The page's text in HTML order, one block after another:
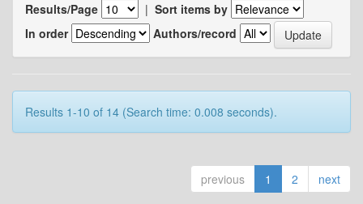
Results/Page | Sort items by
In order
Authors/record
Results 1-10 of 14 (Search time: 0.008 seconds).
previous 1 2 next